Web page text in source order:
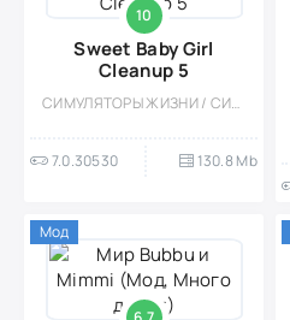
10
Sweet Baby Girl
Cleanup 5
СИМУЛЯТОРЫ ЖИЗНИ / СИМУЛЯТОРЫ / УХОД / ОДНОПОЛЬЗОВАТЕЛЬСКИЕ / СТИЛИЗАЦИЯ / ОФЛАЙН / ДЛЯ ДЕТЕЙ / ДЕВОЧКАМ / ВСТРОЕННЫЙ КЕШ
7.0.30530 130.8 Mb
Мод